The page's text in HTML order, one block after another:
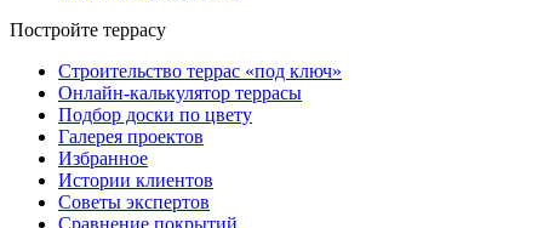
Постройте террасу
Строительство террас «под ключ»
Онлайн-калькулятор террасы
Подбор доски по цвету
Галерея проектов
Избранное
Истории клиентов
Советы экспертов
Сравнение покрытий